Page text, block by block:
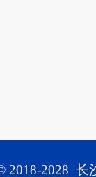
2018-2028 长